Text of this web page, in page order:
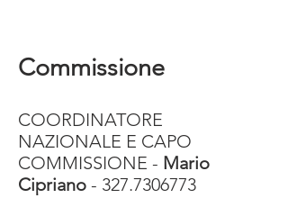
Commissione
COORDINATORE
NAZIONALE E CAPO
COMMISSIONE - Mario
Cipriano - 327.7306773